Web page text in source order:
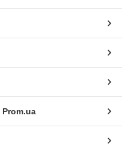
Prom.ua